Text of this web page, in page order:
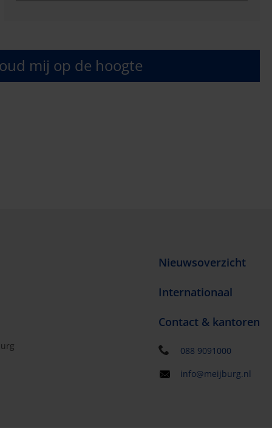
mij op de hoogte
Nieuwsoverzicht
Internationaal
Contact & kantoren
088 9091000
info@meijburg.nl